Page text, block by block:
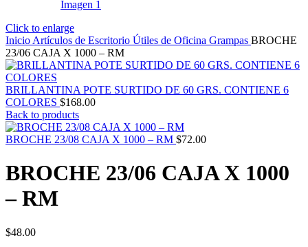
Click to enlarge
Inicio Artículos de Escritorio Útiles de Oficina Grampas BROCHE
23/06 CAJA X 1000 – RM
BRILLANTINA POTE SURTIDO DE 60 GRS. CONTIENE 6
COLORES $168.00
Back to products
BROCHE 23/08 CAJA X 1000 – RM $72.00
BROCHE 23/06 CAJA X 1000
– RM
$48.00